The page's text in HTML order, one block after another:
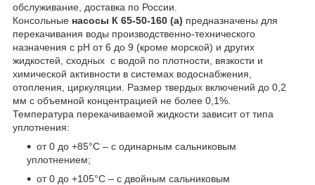
обслуживание, доставка по России.
Консольные насосы К 65-50-160 (а) предназначены для
перекачивания воды производственно-технического
назначения с pH от 6 до 9 (кроме морской) и других
жидкостей, сходных с водой по плотности, вязкости и
химической активности в системах водоснабжения,
отопления, циркуляции. Размер твердых включений до 0,2
мм с объемной концентрацией не более 0,1%.
Температура перекачиваемой жидкости зависит от типа
уплотнения:
от 0 до +85°С – с одинарным сальниковым
уплотнением;
от 0 до +105°С – с двойным сальниковым